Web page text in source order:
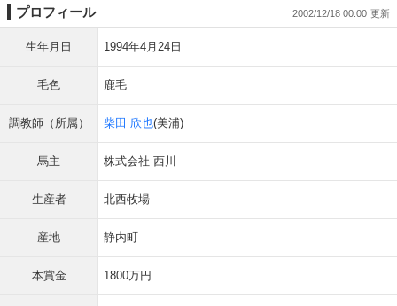
プロフィール 2002/12/18 00:00
生年月日 1994年4月24日
毛色 鹿毛
調教師（所属） 柴田 欣也(美浦)
馬主 株式会社 西川
生産者 北西牧場
産地 静内町
本賞金 1800万円